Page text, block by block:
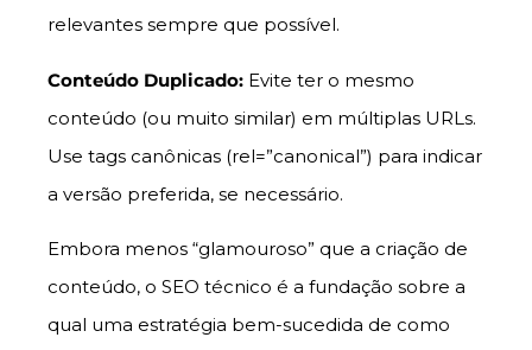
relevantes sempre que possível.
Conteúdo Duplicado: Evite ter o mesmo
conteúdo (ou muito similar) em múltiplas URLs.
Use tags canônicas (rel=”canonical”) para indicar
a versão preferida, se necessário.
Embora menos “glamouroso” que a criação de
conteúdo, o SEO técnico é a fundação sobre a
qual uma estratégia bem-sucedida de como